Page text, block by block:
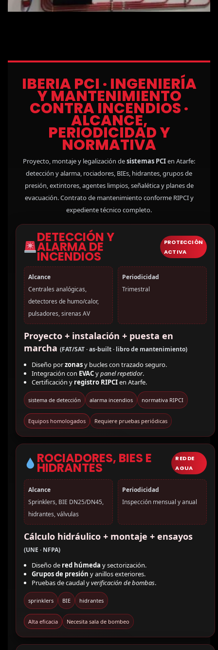
IBERIA PCI · INGENIERÍA
Y MANTENIMIENTO
CONTRA INCENDIOS ·
ALCANCE,
PERIODICIDAD Y
NORMATIVA
Proyecto, montaje y legalización desistemas PCIen Atarfe:
detección y alarma, rociadores, BIEs, hidrantes, grupos de
presión, extintores, agentes limpios, señalética y planes de
evacuación. Contrato de mantenimiento conforme RIPCI y
expediente técnico completo.
DETECCIÓN Y
ALARMA DE
INCENDIOS
PROTECCIÓN
ACTIVA
Alcance
Centrales analógicas,
detectores de humo/calor,
pulsadores, sirenas AV
Periodicidad
Trimestral
Proyecto + instalación + puesta en
marcha (FAT/SAT · as-built · libro de mantenimiento)
Diseño porzonasy bucles con trazado seguro.
Integración con EVACypanel repetidor.
Certificación y registro RIPCIen Atarfe.
sistema de detección alarma incendios normativa RIPCI
Equipos homologados Requiere pruebas periódicas
ROCIADORES, BIES E
HIDRANTES
RED DE
AGUA
Alcance
Sprinklers, BIE DN25/DN45,
hidrantes, válvulas
Periodicidad
Inspección mensual y anual
Cálculo hidráulico + montaje + ensayos
(UNE · NFPA)
Diseño de red húmeda y sectorización.
Grupos de presión y anillos exteriores.
Pruebas de caudal yverificación de bombas.
sprinklers BIE hidrantes
Alta eficacia Necesita sala de bombeo